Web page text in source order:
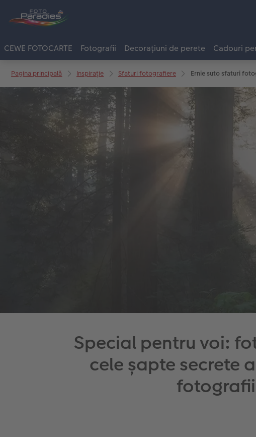
CEWE FOTOCARTE Fotografii Decorațiuni de perete Cadouri
Pagina principală Inspirație Sfaturi fotografiere Ernie suto sfaturi
Special pentru voi:
cele șapte secrete